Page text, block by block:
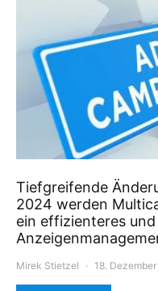
Tiefgreifende
2024 werden
ein effizienteres
Mirek Stietzel 18.